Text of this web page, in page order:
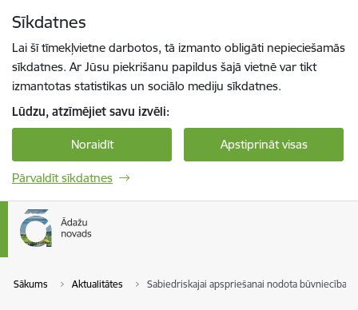
Sīkdatnes
Lai šī tīmekļvietne darbotos, tā izmanto obligāti nepieciešamās
sīkdatnes. Ar Jūsu piekrišanu papildus šajā vietnē var tikt
izmantotas statistikas un sociālo mediju sīkdatnes.
Lūdzu, atzīmējiet savu izvēli:
Noraidīt Apstiprināt visas
Pārvaldīt sīkdatnes
Sākums Aktualitātes Sabiedriskajai apspriešanai nodota būvniecības